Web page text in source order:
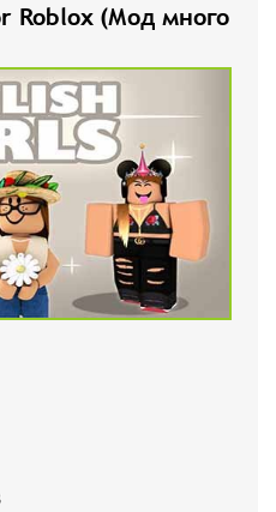
Roblox (Мод много